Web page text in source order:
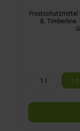
Frostschutzmittel
B.
1 l
10